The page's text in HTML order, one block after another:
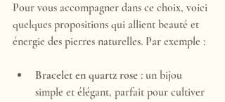
Pour vous accompagner dans ce choix, voici
quelques propositions qui allient beauté et
énergie des pierres naturelles. Par exemple :
Bracelet en quartz rose : un bijou
simple et élégant, parfait pour cultiver